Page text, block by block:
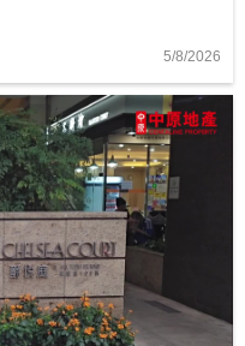
5/8/2026